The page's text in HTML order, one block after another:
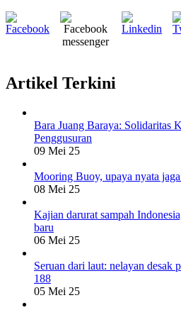
Artikel Terkini
Bara Juang Baraya: Solidaritas
Penggusuran
09 Mei 25
Mooring Buoy, upaya nyata
08 Mei 25
Kajian darurat sampah
baru
06 Mei 25
Seruan dari laut: nelayan
188
05 Mei 25